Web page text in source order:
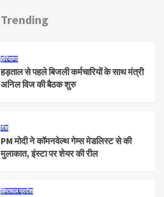
Trending
हरियाणा
हड़ताल से पहले बिजली कर्मचारियों के साथ मंत्री
अनिल विज की बैठक शुरु
देश
PM मोदी ने कॉमनवेल्थ गेम्स मेडलिस्ट से की
मुलाकात, इंस्टा पर शेयर की रील
हिमाचल प्रदेश